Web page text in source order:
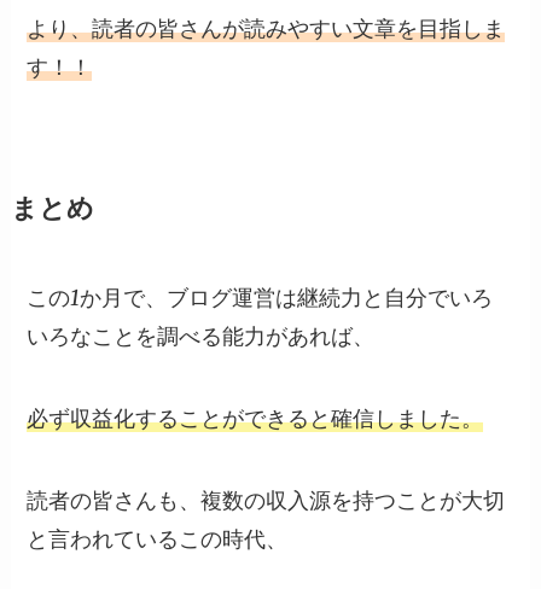
より、読者の皆さんが読みやすい文章を目指しま
す！！
まとめ
この1か月で、ブログ運営は継続力と自分でいろ
いろなことを調べる能力があれば、
必ず収益化することができると確信しました。
読者の皆さんも、複数の収入源を持つことが大切
と言われているこの時代、